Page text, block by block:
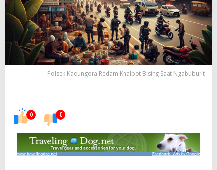
Polsek Kadungora Redam Knalpot Bising Saat Ngabuburit
0 0